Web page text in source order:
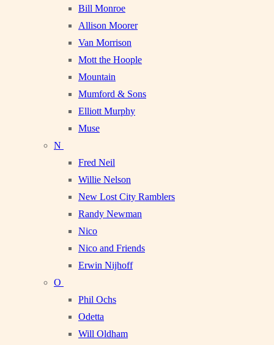
Bill Monroe
Allison Moorer
Van Morrison
Mott the Hoople
Mountain
Mumford & Sons
Elliott Murphy
Muse
N
Fred Neil
Willie Nelson
New Lost City Ramblers
Randy Newman
Nico
Nico and Friends
Erwin Nijhoff
O
Phil Ochs
Odetta
Will Oldham